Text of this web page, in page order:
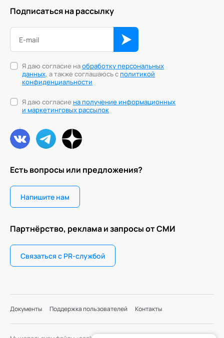
Есть вопросы или предложения?
Напишите нам
Партнёрство, реклама и запросы от СМИ
Связаться с PR-службой
Подписаться на рассылку
Я даю согласие наобработку персональных
данных, а также соглашаюсь сполитикой
конфиденциальности
Я даю согласие на получение информационных
и маркетинговых рассылок
Документы Поддержка пользователей Контакты